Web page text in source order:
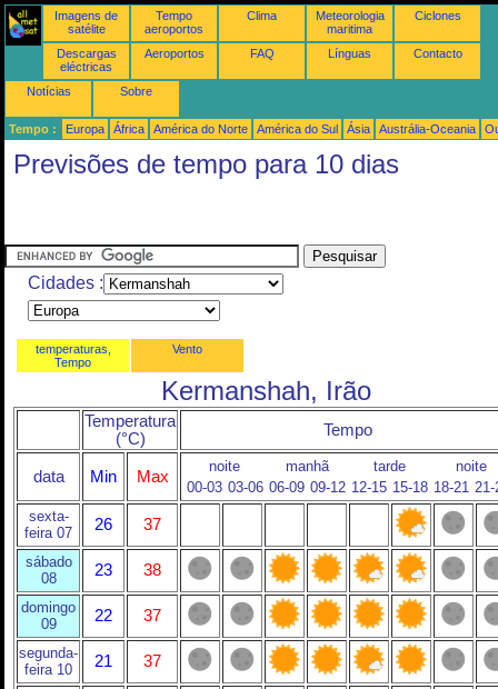
Imagens de
satélite
Tempo
aeroportos
Clima
Meteorologia
maritima
Ciclones
Descargas
eléctricas
Aeroportos FAQ Línguas Contacto
Notícias Sobre
Tempo : Europa África América do Norte América do Sul Ásia Austrália-Oceania
Previsões de tempo para 10 dias
Cidades :
temperaturas,
Tempo
Vento
Kermanshah, Irão
Temperatura
(°C)
Tempo
data Min Max
noite manhã tarde
noite
00-03 03-06 06-09 09-12 12-15 15-18 18-21 21-
sexta-
feira 07
26 37
sábado
08
23 38
domingo
09
22 37
segunda-
feira 10
21 37